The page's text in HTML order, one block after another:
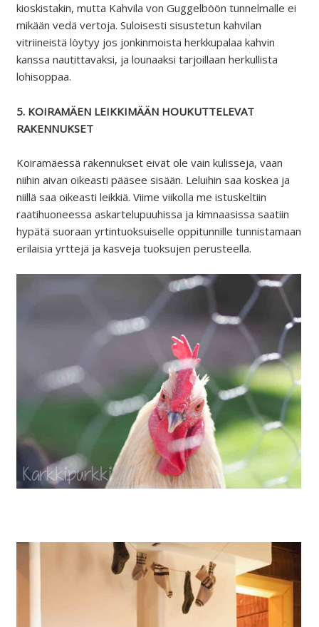
kioskistakin, mutta Kahvila von Guggelböön tunnelmalle ei
mikään vedä vertoja. Suloisesti sisustetun kahvilan
vitriineistä löytyy jos jonkinmoista herkkupalaa kahvin
kanssa nautittavaksi, ja lounaaksi tarjoillaan herkullista
lohisoppaa.
5. KOIRAMÄEN LEIKKIMÄÄN HOUKUTTELEVAT
RAKENNUKSET
Koiramäessä rakennukset eivät ole vain kulisseja, vaan
niihin aivan oikeasti pääsee sisään. Leluihin saa koskea ja
niillä saa oikeasti leikkiä. Viime viikolla me istuskeltiin
raatihuoneessa askartelupuuhissa ja kimnaasissa saatiin
hypätä suoraan yrtintuoksuiselle oppitunnille tunnistamaan
erilaisia yrttejä ja kasveja tuoksujen perusteella.